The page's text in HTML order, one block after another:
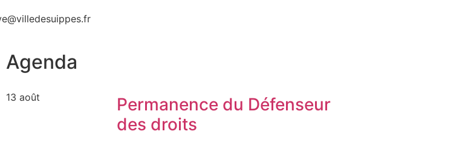
Agenda
13 août
Permanence du Défenseur
des droits